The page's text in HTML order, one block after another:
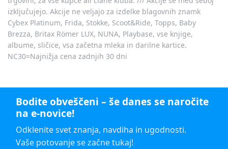
izključujejo. Akcije ne veljajo za izdelke blagovnih znamk
Cybex Platinum, Frida, Stokke, Scoot&Ride, Topps, Baby
Brezza, Britax Römer LUX, NUNA, Playbase, vse knjige,
albume, sličice, vsa začetna mleka in darilne kartice.
NC30=Najnižja cena zadnjih 30 dni
Bodite obveščeni – še danes se naročite
na e-novice!
Odklenite svet znanja, navdiha in ugodnosti.
Vaše potovanje se začne tukaj!